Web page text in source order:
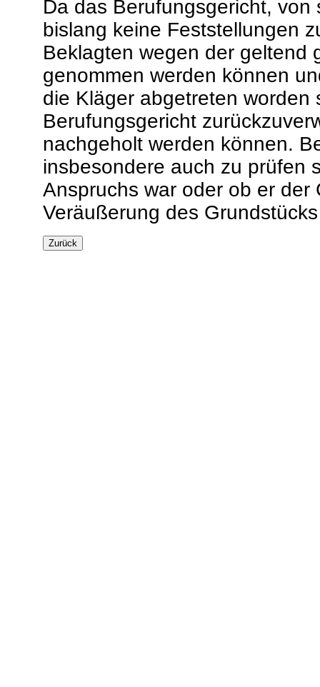
Da das Berufungsgericht,
bislang keine Feststellungen
Beklagten wegen der geltend
genommen werden können
die Kläger abgetreten
Berufungsgericht
nachgeholt werden können.
insbesondere auch zu prüfen
Anspruchs war oder ob er der
Veräußerung des